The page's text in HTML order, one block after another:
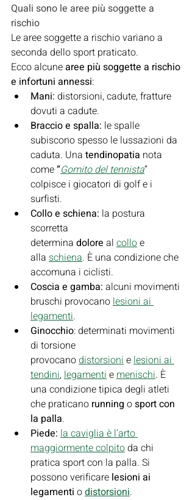
Quali sono le aree più soggette a
rischio
Le aree soggette a rischio variano a
seconda dello sport praticato.
Ecco alcune aree più soggette a rischio
e infortuni annessi:
Mani: distorsioni, cadute, fratture
dovuti a cadute.
Braccio e spalla: le spalle
subiscono spesso le lussazioni da
caduta. Una tendinopatia nota
come “Gomito del tennista”
colpisce i giocatori di golf e i
surfisti.
Collo e schiena: la postura
scorretta
determina dolore al collo e
alla schiena. È una condizione che
accomuna i ciclisti.
Coscia e gamba: alcuni movimenti
bruschi provocano lesioni ai
legamenti.
Ginocchio: determinati movimenti
di torsione
provocano distorsioni e lesioni ai
tendini, legamenti e menischi. È
una condizione tipica degli atleti
che praticano running o sport con
la palla.
Piede: la caviglia è l’arto
maggiormente colpito da chi
pratica sport con la palla. Si
possono verificare lesioni ai
legamenti o distorsioni.